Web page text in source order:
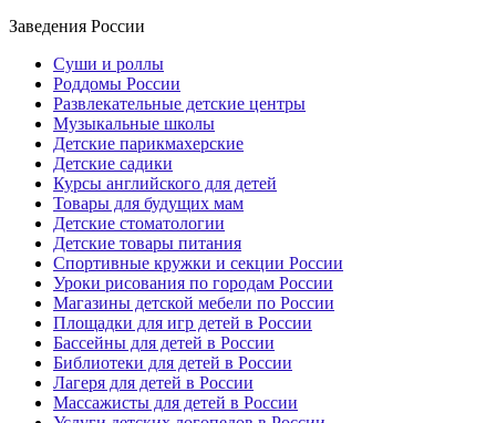
Заведения России
Суши и роллы
Роддомы России
Развлекательные детские центры
Музыкальные школы
Детские парикмахерские
Детские садики
Курсы английского для детей
Товары для будущих мам
Детские стоматологии
Детские товары питания
Спортивные кружки и секции России
Уроки рисования по городам России
Магазины детской мебели по России
Площадки для игр детей в России
Бассейны для детей в России
Библиотеки для детей в России
Лагеря для детей в России
Массажисты для детей в России